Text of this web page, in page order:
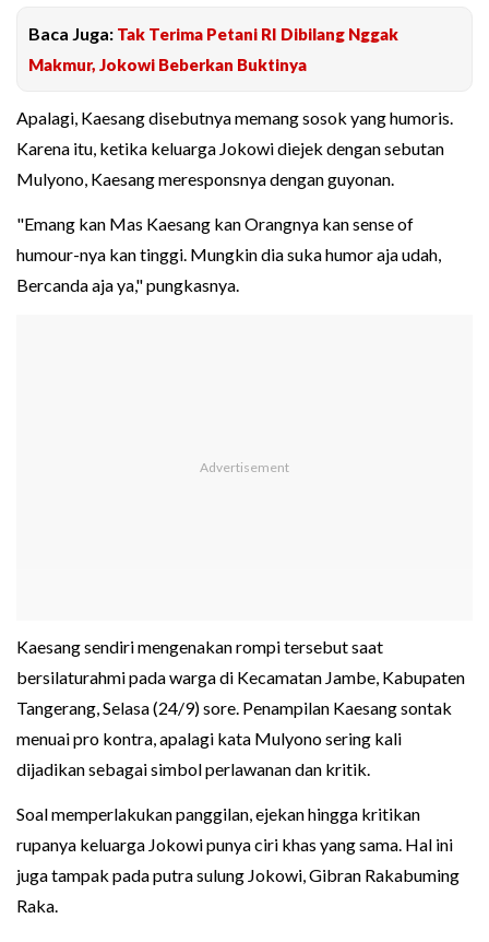
Baca Juga: Tak Terima Petani RI Dibilang Nggak
Makmur, Jokowi Beberkan Buktinya
Apalagi, Kaesang disebutnya memang sosok yang humoris.
Karena itu, ketika keluarga Jokowi diejek dengan sebutan
Mulyono, Kaesang meresponsnya dengan guyonan.
"Emang kan Mas Kaesang kan Orangnya kan sense of
humour-nya kan tinggi. Mungkin dia suka humor aja udah,
Bercanda aja ya," pungkasnya.
Kaesang sendiri mengenakan rompi tersebut saat
bersilaturahmi pada warga di Kecamatan Jambe, Kabupaten
Tangerang, Selasa (24/9) sore. Penampilan Kaesang sontak
menuai pro kontra, apalagi kata Mulyono sering kali
dijadikan sebagai simbol perlawanan dan kritik.
Soal memperlakukan panggilan, ejekan hingga kritikan
rupanya keluarga Jokowi punya ciri khas yang sama. Hal ini
juga tampak pada putra sulung Jokowi, Gibran Rakabuming
Raka.